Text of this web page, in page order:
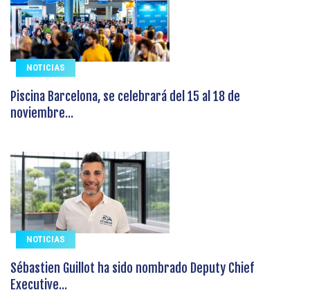
NOTICIAS
Piscina Barcelona, se celebrará del 15 al 18 de
noviembre...
NOTICIAS
Sébastien Guillot ha sido nombrado Deputy Chief
Executive...